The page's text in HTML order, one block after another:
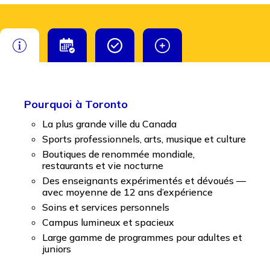
Pourquoi à Toronto
La plus grande ville du Canada
Sports professionnels, arts, musique et culture
Boutiques de renommée mondiale,
restaurants et vie nocturne
Des enseignants expérimentés et dévoués —
avec moyenne de 12 ans d’expérience
Soins et services personnels
Campus lumineux et spacieux
Large gamme de programmes pour adultes et
juniors